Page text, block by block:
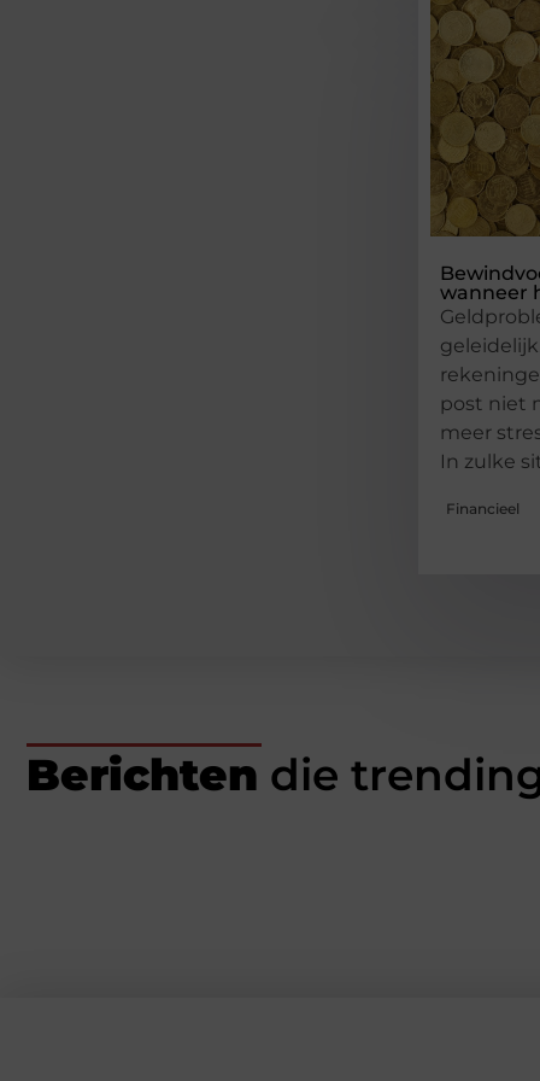
wanneer
post niet
meer
In zulke
Financieel
Berichten die